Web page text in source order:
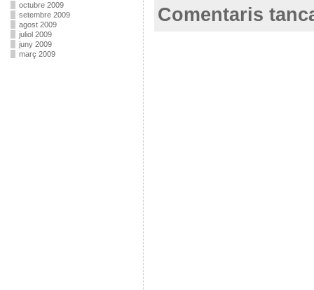
octubre 2009
setembre 2009
agost 2009
juliol 2009
juny 2009
març 2009
Comentaris